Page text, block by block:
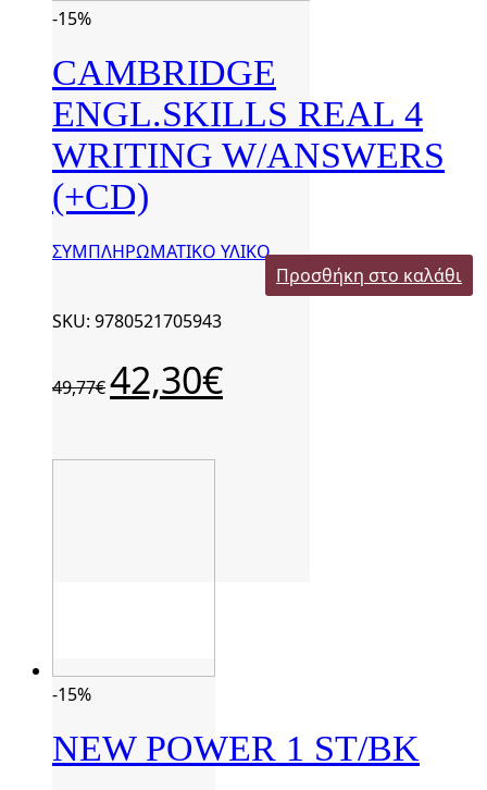
-15%
CAMBRIDGE
ENGL.SKILLS REAL 4
WRITING W/ANSWERS
(+CD)
ΣΥΜΠΛΗΡΩΜΑΤΙΚΟ ΥΛΙΚΟ
Προσθήκη στο καλάθι
SKU: 9780521705943
49,77€
Original
price
42,30€Η
τρέχουσα
-15%
NEW POWER 1 ST/BK